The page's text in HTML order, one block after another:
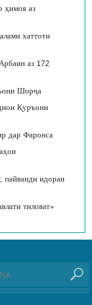
ҳимоя аз
хаттоти
аз 172
Шорҷа
Қуръони
дар Фаронса
пайванди идораи
тиловат»